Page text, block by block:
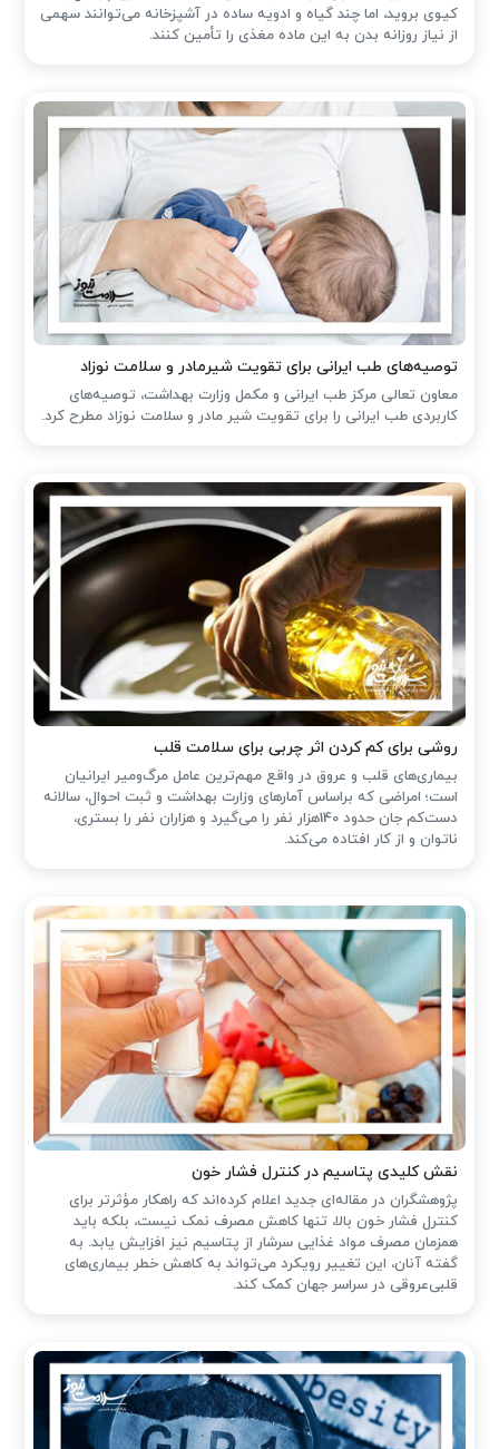
کیوی بروید، اما چند گیاه و ادویه ساده در آشپزخانه می‌توانند سهمی
از نیاز روزانه بدن به این ماده مغذی را تأمین کنند.
توصیه‌های طب ایرانی برای تقویت شیرمادر و سلامت نوزاد
معاون تعالی مرکز طب ایرانی و مکمل وزارت بهداشت، توصیه‌های
کاربردی طب ایرانی را برای تقویت شیر مادر و سلامت نوزاد مطرح کرد.
روشی برای کم کردن اثر چربی برای سلامت قلب
بیماری‌های قلب و عروق در واقع مهم‌ترین عامل مرگ‌ومیر ایرانیان
است؛ امراضی که براساس آمارهای وزارت بهداشت و ثبت احوال، سالانه
دست‌کم جان حدود 140هزار نفر را می‌گیرد و هزاران نفر را بستری،
ناتوان و از کار افتاده می‌کند.
نقش کلیدی پتاسیم در کنترل فشار خون
پژوهشگران در مقاله‌ای جدید اعلام کرده‌اند که راهکار مؤثرتر برای
کنترل فشار خون بالا، تنها کاهش مصرف نمک نیست، بلکه باید
همزمان مصرف مواد غذایی سرشار از پتاسیم نیز افزایش یابد. به
گفته آنان، این تغییر رویکرد می‌تواند به کاهش خطر بیماری‌های
قلبی‌عروقی در سراسر جهان کمک کند.